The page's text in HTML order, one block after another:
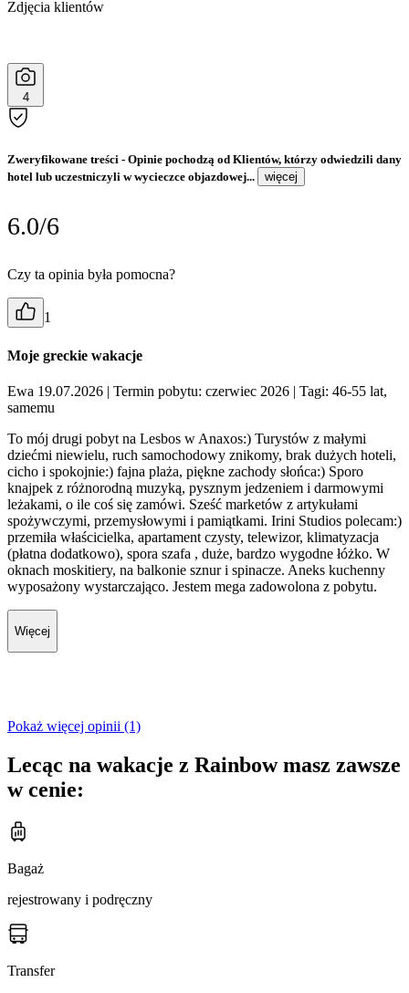
Zdjęcia klientów
4
Zweryfikowane treści - Opinie pochodzą od Klientów, którzy odwiedzili dany
hotel lub uczestniczyli w wycieczce objazdowej...
więcej
6.0/6
Czy ta opinia była pomocna?
1
Moje greckie wakacje
Ewa 19.07.2026 | Termin pobytu: czerwiec 2026 | Tagi: 46-55 lat,
samemu
To mój drugi pobyt na Lesbos w Anaxos:) Turystów z małymi
dziećmi niewielu, ruch samochodowy znikomy, brak dużych hoteli,
cicho i spokojnie:) fajna plaża, piękne zachody słońca:) Sporo
knajpek z różnorodną muzyką, pysznym jedzeniem i darmowymi
leżakami, o ile coś się zamówi. Sześć marketów z artykułami
spożywczymi, przemysłowymi i pamiątkami. Irini Studios polecam:)
przemiła właścicielka, apartament czysty, telewizor, klimatyzacja
(płatna dodatkowo), spora szafa , duże, bardzo wygodne łóżko. W
oknach moskitiery, na balkonie sznur i spinacze. Aneks kuchenny
wyposażony wystarczająco. Jestem mega zadowolona z pobytu.
Więcej
Pokaż więcej opinii (1)
Lecąc na wakacje z Rainbow masz zawsze
w cenie:
Bagaż
rejestrowany i podręczny
Transfer